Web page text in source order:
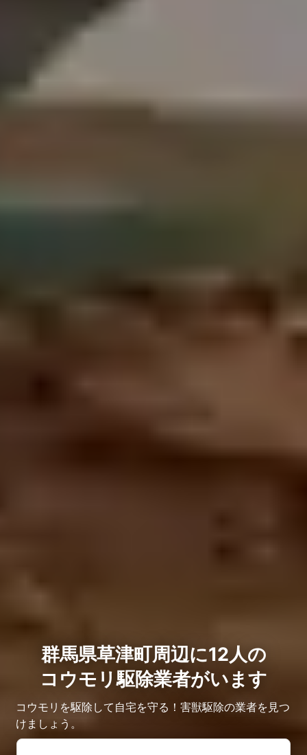
群馬県草津町周辺に12人の
コウモリ駆除業者がいます
コウモリを駆除して自宅を守る！害獣駆除の業者を見つ
けましょう。